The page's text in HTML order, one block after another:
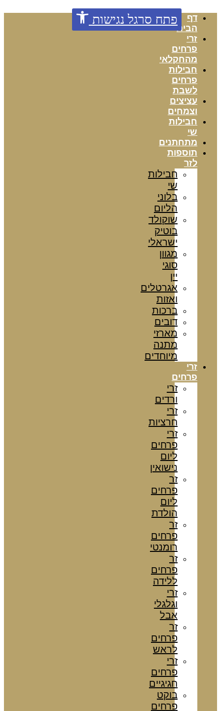
לתוכן דף
הבית
זרי
פרחים
מהחקלאי
חבילות
פרחים
לשבת
עציצים
וצמחים
חבילות
שי
מתחתנים
תוספות
לזר
חבילות
שי
בלוני
הליום
שוקולד
בוטיק
ישראלי
מגוון
סוגי
יין
אגרטלים
ואזות
ברכות
דובים
מארזי
מתנה
מיוחדים
זרי
פרחים
זרי
ורדים
זרי
חרציות
זרי
פרחים
ליום
נישואין
זר
פרחים
ליום
הולדת
זר
פרחים
רומנטי
זר
פרחים
ללידה
זרי
וגלגלי
אבל
זר
פרחים
לראש
זרי
פרחים
חגיגיים
בוקט
פרחים
פתח סרגל נגישות